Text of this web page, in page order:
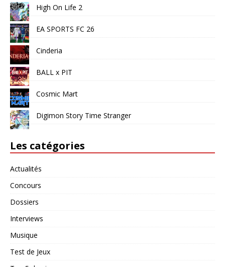
High On Life 2
EA SPORTS FC 26
Cinderia
BALL x PIT
Cosmic Mart
Digimon Story Time Stranger
Les catégories
Actualités
Concours
Dossiers
Interviews
Musique
Test de Jeux